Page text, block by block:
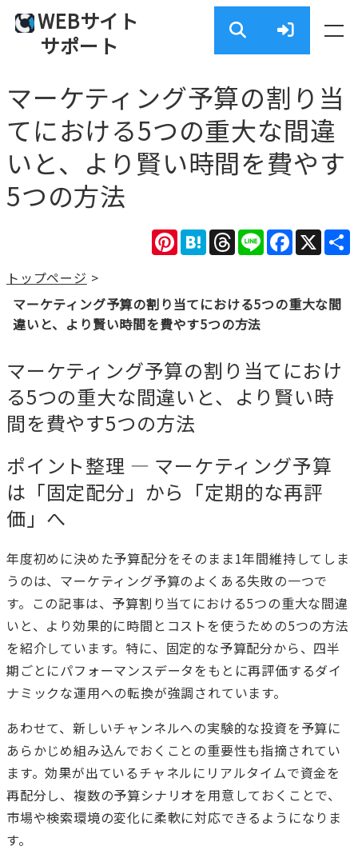
WEBサイト
サポート
マーケティング予算の割り当
てにおける5つの重大な間違
いと、より賢い時間を費やす
5つの方法
X
Facebook
Line
Threads
Hatena
Pinterest
トップページ >
マーケティング予算の割り当てにおける5つの重大な間
違いと、より賢い時間を費やす5つの方法
マーケティング予算の割り当てにおけ
る5つの重大な間違いと、より賢い時
間を費やす5つの方法
ポイント整理 — マーケティング予算
は「固定配分」から「定期的な再評
価」へ
年度初めに決めた予算配分をそのまま1年間維持してしま
うのは、マーケティング予算のよくある失敗の一つで
す。この記事は、予算割り当てにおける5つの重大な間違
いと、より効果的に時間とコストを使うための5つの方法
を紹介しています。特に、固定的な予算配分から、四半
期ごとにパフォーマンスデータをもとに再評価するダイ
ナミックな運用への転換が強調されています。
あわせて、新しいチャンネルへの実験的な投資を予算に
あらかじめ組み込んでおくことの重要性も指摘されてい
ます。効果が出ているチャネルにリアルタイムで資金を
再配分し、複数の予算シナリオを用意しておくことで、
市場や検索環境の変化に柔軟に対応できるようになりま
す。